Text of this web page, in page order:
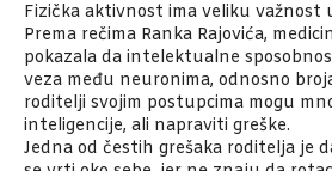
Fizička aktivnost ima veliku važnost
Prema rečima Ranka Rajovića,
pokazala da intelektualne
veza među neuronima, odnosno
roditelji svojim postupcima mogu
inteligencije, ali napraviti greške.
Jedna od čestih grešaka roditelja je